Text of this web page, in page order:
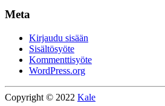
Meta
Kirjaudu sisään
Sisältösyöte
Kommenttisyöte
WordPress.org
Copyright © 2022 Kale